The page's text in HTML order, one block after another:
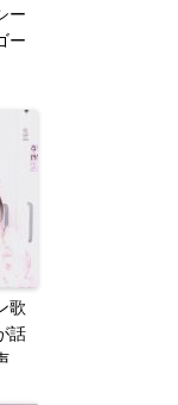
ー
ー
歌
話